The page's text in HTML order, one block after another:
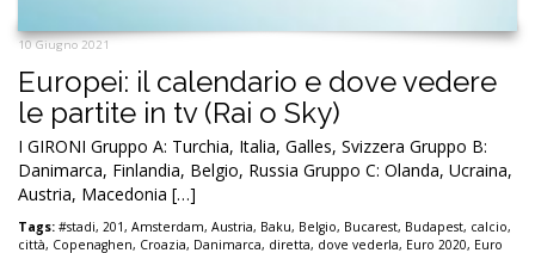
10 Giugno 2021
Europei: il calendario e dove vedere
le partite in tv (Rai o Sky)
I GIRONI Gruppo A: Turchia, Italia, Galles, Svizzera Gruppo B:
Danimarca, Finlandia, Belgio, Russia Gruppo C: Olanda, Ucraina,
Austria, Macedonia […]
Tags: #stadi, 201, Amsterdam, Austria, Baku, Belgio, Bucarest, Budapest, calcio,
città, Copenaghen, Croazia, Danimarca, diretta, dove vederla, Euro 2020, Euro